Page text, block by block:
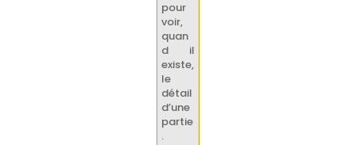
pour
voir,
quan
d il
existe,
le
détail
d’une
partie
.